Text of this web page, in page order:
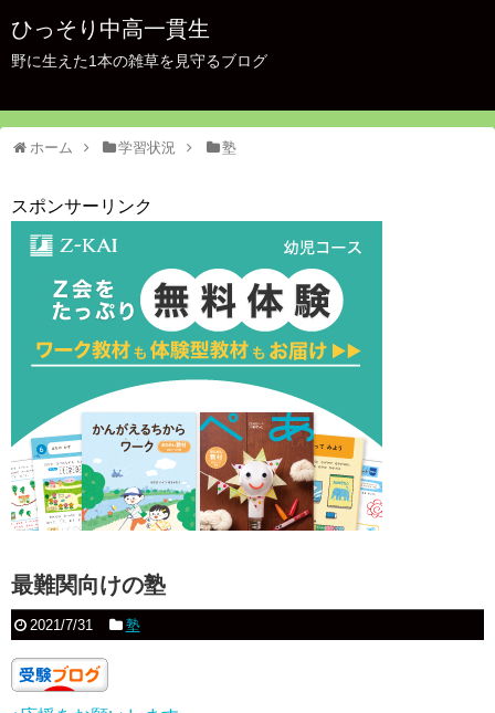
ひっそり中高一貫生
野に生えた1本の雑草を見守るブログ
ホーム 学習状況 塾
スポンサーリンク
最難関向けの塾
2021/7/31 塾